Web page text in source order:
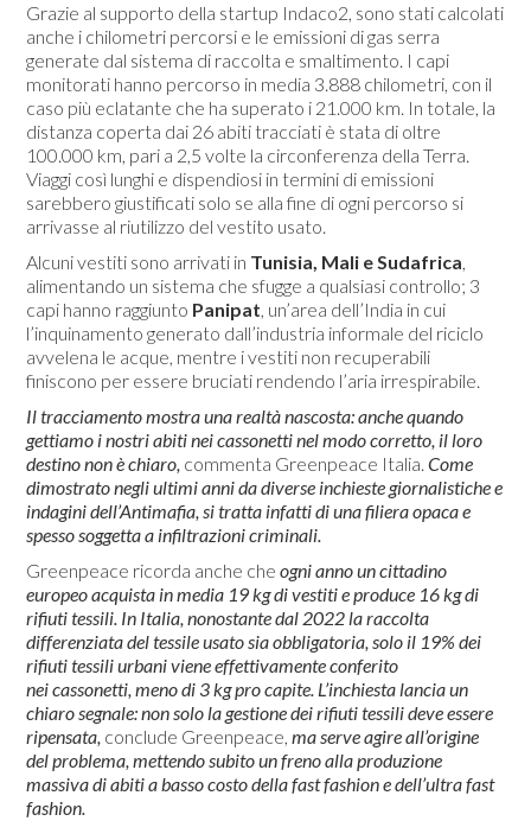
Grazie al supporto della startup Indaco2, sono stati calcolati
anche i chilometri percorsi e le emissioni di gas serra
generate dal sistema di raccolta e smaltimento. I capi
monitorati hanno percorso in media 3.888 chilometri, con il
caso più eclatante che ha superato i 21.000 km. In totale, la
distanza coperta dai 26 abiti tracciati è stata di oltre
100.000 km, pari a 2,5 volte la circonferenza della Terra.
Viaggi così lunghi e dispendiosi in termini di emissioni
sarebbero giustificati solo se alla fine di ogni percorso si
arrivasse al riutilizzo del vestito usato.
Alcuni vestiti sono arrivati in Tunisia, Mali e Sudafrica,
alimentando un sistema che sfugge a qualsiasi controllo; 3
capi hanno raggiunto Panipat, un’area dell’India in cui
l’inquinamento generato dall’industria informale del riciclo
avvelena le acque, mentre i vestiti non recuperabili
finiscono per essere bruciati rendendo l’aria irrespirabile.
Il tracciamento mostra una realtà nascosta: anche quando
gettiamo i nostri abiti nei cassonetti nel modo corretto, il loro
destino non è chiaro, commenta Greenpeace Italia.Come
dimostrato negli ultimi anni da diverse inchieste giornalistiche e
indagini dell’Antimafia, si tratta infatti di una filiera opaca e
spesso soggetta a infiltrazioni criminali.
Greenpeace ricorda anche cheogni anno un cittadino
europeo acquista in media 19 kg di vestiti e produce 16 kg di
rifiuti tessili. In Italia, nonostante dal 2022 la raccolta
differenziata del tessile usato sia obbligatoria, solo il 19% dei
rifiuti tessili urbani viene effettivamente conferito
nei cassonetti, meno di 3 kg pro capite. L’inchiesta lancia un
chiaro segnale: non solo la gestione dei rifiuti tessili deve essere
ripensata, conclude Greenpeace,ma serve agire all’origine
del problema, mettendo subito un freno alla produzione
massiva di abiti a basso costo della fast fashion e dell’ultra fast
fashion.